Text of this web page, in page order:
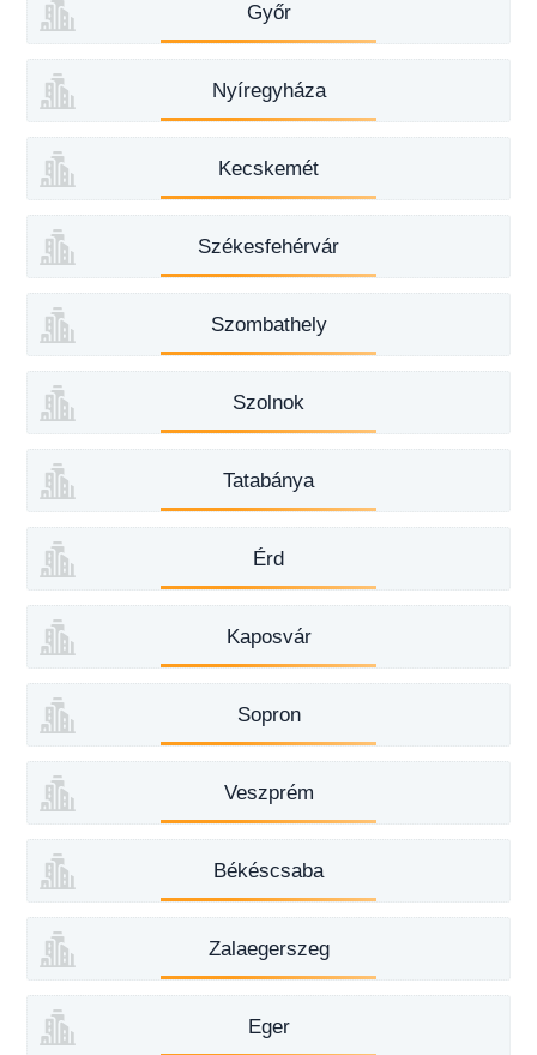
Győr
Nyíregyháza
Kecskemét
Székesfehérvár
Szombathely
Szolnok
Tatabánya
Érd
Kaposvár
Sopron
Veszprém
Békéscsaba
Zalaegerszeg
Eger